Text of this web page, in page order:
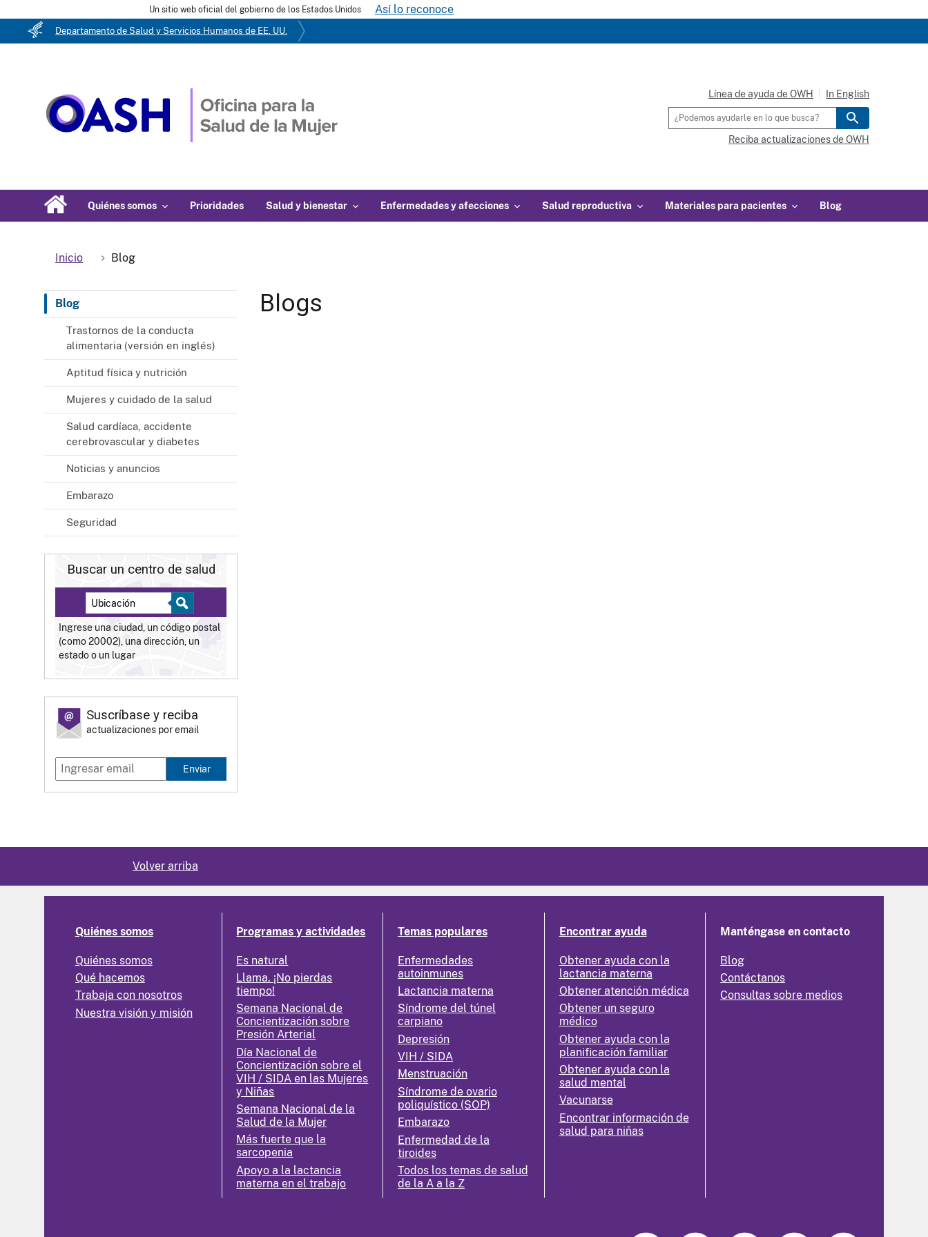
Un sitio web oficial del gobierno de los Estados Unidos Así lo reconoce
Departamento de Salud y Servicios Humanos de EE. UU.
Quiénes somos Prioridades Salud y bienestar Enfermedades y afecciones Salud reproductiva Materiales para pacientes Blog
Línea de ayuda de OWH In English
Reciba actualizaciones de OWH
Inicio Blog
Blog
Trastornos de la conducta
alimentaria (versión en inglés)
Aptitud física y nutrición
Mujeres y cuidado de la salud
Salud cardíaca, accidente
cerebrovascular y diabetes
Noticias y anuncios
Embarazo
Seguridad
Buscar un centro de salud
Ingrese una ciudad, un código postal
(como 20002), una dirección, un
estado o un lugar
Suscríbase y reciba
actualizaciones por email
Enviar
Blogs
Volver arriba
Quiénes somos
Quiénes somos
Qué hacemos
Trabaja con nosotros
Nuestra visión y misión
Programas y actividades
Es natural
Llama. ¡No pierdas
tiempo!
Semana Nacional de
Concientización sobre
Presión Arterial
Día Nacional de
Concientización sobre el
VIH / SIDA en las Mujeres
y Niñas
Semana Nacional de la
Salud de la Mujer
Más fuerte que la
sarcopenia
Apoyo a la lactancia
materna en el trabajo
Temas populares
Enfermedades
autoinmunes
Lactancia materna
Síndrome del túnel
carpiano
Depresión
VIH / SIDA
Menstruación
Síndrome de ovario
poliquístico (SOP)
Embarazo
Enfermedad de la
tiroides
Todos los temas de salud
de la A a la Z
Encontrar ayuda
Obtener ayuda con la
lactancia materna
Obtener atención médica
Obtener un seguro
médico
Obtener ayuda con la
planificación familiar
Obtener ayuda con la
salud mental
Vacunarse
Encontrar información de
salud para niñas
Manténgase en contacto
Blog
Contáctanos
Consultas sobre medios